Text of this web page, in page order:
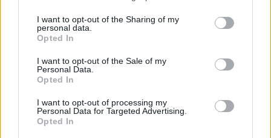
I want to opt-out of the Sharing of my
personal data.
Opted In
I want to opt-out of the Sale of my
Personal Data.
Opted In
I want to opt-out of processing my
Personal Data for Targeted Advertising.
Opted In
απόγνωσις, πόσον αδύναμοι αποδεικνύονται αι
γνώσεις και η αυτοπεποίθησίς του, πόσον
έωλος είναι η άποψις ότι ο θάνατος αποτελεί εν
γεγονός εις το τέλος της ζωής και ότι η λήθη ή η
απώθησις του θανάτου είναι η ορθή
αποδεικνύουν ότι ο άνθρωπος είναι ανίκανος
να διαχειρισθεί σθεναρῶς την ύπαρξίν του, όταν